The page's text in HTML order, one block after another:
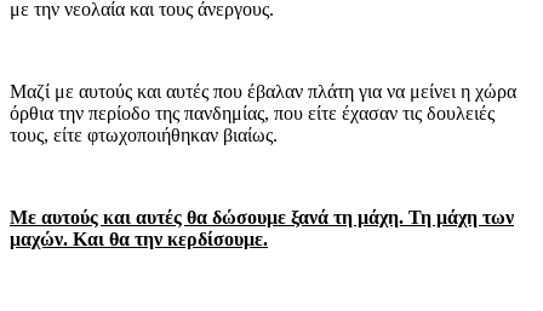
με την νεολαία και τους άνεργους.
Μαζί με αυτούς και αυτές που έβαλαν πλάτη για να μείνει η χώρα
όρθια την περίοδο της πανδημίας, που είτε έχασαν τις δουλειές
τους, είτε φτωχοποιήθηκαν βιαίως.
Με αυτούς και αυτές θα δώσουμε ξανά τη μάχη. Τη μάχη των
μαχών. Και θα την κερδίσουμε.